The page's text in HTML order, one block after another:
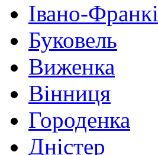
Івано-
Буковель
Виженка
Вінниця
Городенка
Дністер